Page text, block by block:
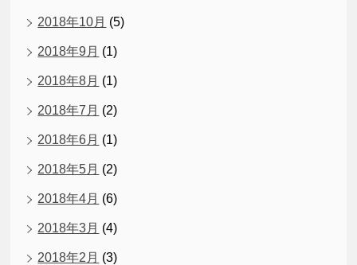
2018年10月 (5)
2018年9月 (1)
2018年8月 (1)
2018年7月 (2)
2018年6月 (1)
2018年5月 (2)
2018年4月 (6)
2018年3月 (4)
2018年2月 (3)